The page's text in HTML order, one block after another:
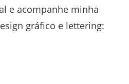
e acompanhe minha
gráfico e lettering: